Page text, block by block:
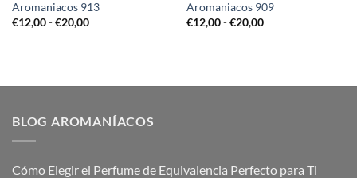
Aromaniacos 913
€12,00 - €20,00Rango
€20,00
Aromaniacos 909
€12,00 - €20,00Rango
€20,00
BLOG AROMANÍACOS
Cómo Elegir el Perfume de Equivalencia Perfecto para Ti